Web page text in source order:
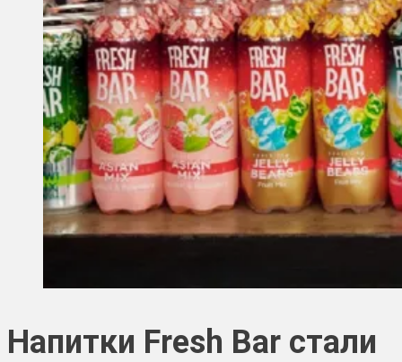
Напитки Fresh Bar стали